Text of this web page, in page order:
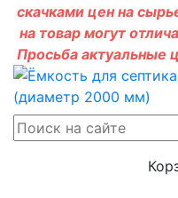
скачками цен на
на товар могут
Просьба актуальные